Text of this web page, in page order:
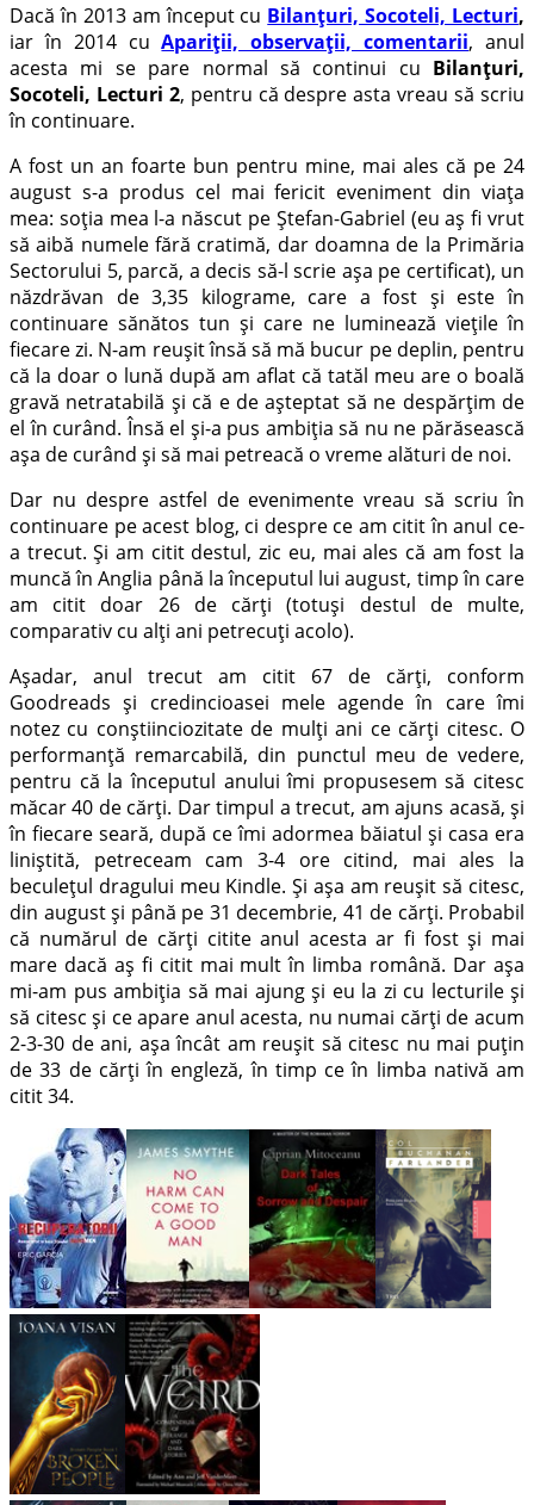
Dacă în 2013 am început cu Bilanțuri, Socoteli, Lecturi,
iar în 2014 cuApariții, observații, comentarii, anul
acesta mi se pare normal să continui cu Bilanțuri,
Socoteli, Lecturi 2, pentru că despre asta vreau să scriu
în continuare.
A fost un an foarte bun pentru mine, mai ales că pe 24
august s-a produs cel mai fericit eveniment din viața
mea: soția mea l-a născut pe Ștefan-Gabriel (eu aș fi vrut
să aibă numele fără cratimă, dar doamna de la Primăria
Sectorului 5, parcă, a decis să-l scrie așa pe certificat), un
năzdrăvan de 3,35 kilograme, care a fost și este în
continuare sănătos tun și care ne luminează viețile în
fiecare zi. N-am reușit însă să mă bucur pe deplin, pentru
că la doar o lună după am aflat că tatăl meu are o boală
gravă netratabilă și că e de așteptat să ne despărțim de
el în curând. Însă el și-a pus ambiția să nu ne părăsească
așa de curând și să mai petreacă o vreme alături de noi.
Dar nu despre astfel de evenimente vreau să scriu în
continuare pe acest blog, ci despre ce am citit în anul ce-
a trecut. Și am citit destul, zic eu, mai ales că am fost la
muncă în Anglia până la începutul lui august, timp în care
am citit doar 26 de cărți (totuși destul de multe,
comparativ cu alți ani petrecuți acolo).
Așadar, anul trecut am citit 67 de cărți, conform
Goodreads și credincioasei mele agende în care îmi
notez cu conștiinciozitate de mulți ani ce cărți citesc. O
performanță remarcabilă, din punctul meu de vedere,
pentru că la începutul anului îmi propusesem să citesc
măcar 40 de cărți. Dar timpul a trecut, am ajuns acasă, și
în fiecare seară, după ce îmi adormea băiatul și casa era
liniștită, petreceam cam 3-4 ore citind, mai ales la
beculețul dragului meu Kindle. Și așa am reușit să citesc,
din august și până pe 31 decembrie, 41 de cărți. Probabil
că numărul de cărți citite anul acesta ar fi fost și mai
mare dacă aș fi citit mai mult în limba română. Dar așa
mi-am pus ambiția să mai ajung și eu la zi cu lecturile și
să citesc și ce apare anul acesta, nu numai cărți de acum
2-3-30 de ani, așa încât am reușit să citesc nu mai puțin
de 33 de cărți în engleză, în timp ce în limba nativă am
citit 34.